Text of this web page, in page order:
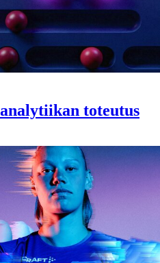
toteutus